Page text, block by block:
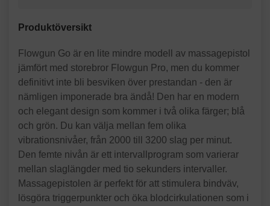
Produktöversikt
Flowgun Go är en lite mindre modell av massagepistol
jämfört med storebror Flowgun Pro, men du kommer
definitivt inte bli besviken över prestandan - den är
nämligen imponerade bra ändå! Den har en modern
och elegant design som kommer i två olika färger; blå
och grön. Du kan välja mellan fem olika
vibrationsnivåer, från 2000 till 3200 slag per minut.
Den femte nivån är ett intervallprogram som varierar
mellan slaglängder med tio sekunders intervaller.
Massagepistolen är perfekt för att stimulera bindväv,
lösgöra triggerpunkter och öka blodcirkulationen som i